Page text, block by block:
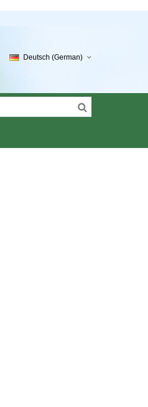
Deutsch (German)